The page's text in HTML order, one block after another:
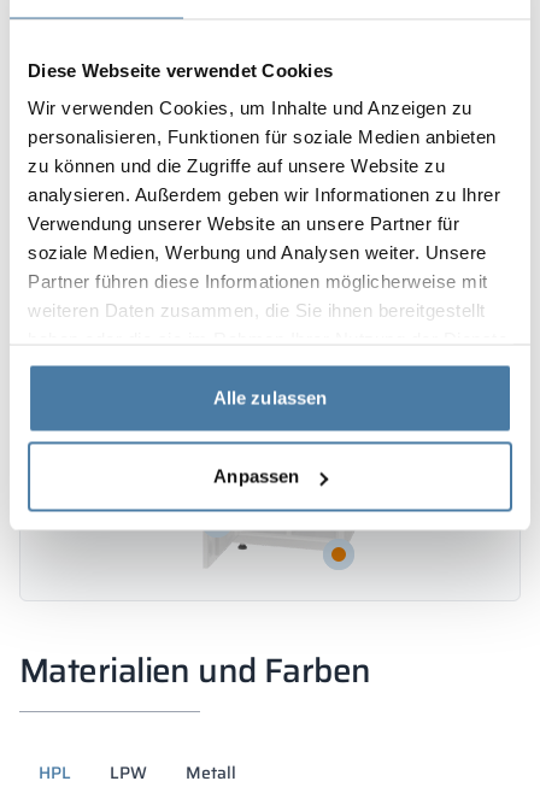
Diese Webseite verwendet Cookies
Wir verwenden Cookies, um Inhalte und Anzeigen zu
personalisieren, Funktionen für soziale Medien anbieten
zu können und die Zugriffe auf unsere Website zu
analysieren. Außerdem geben wir Informationen zu Ihrer
Verwendung unserer Website an unsere Partner für
soziale Medien, Werbung und Analysen weiter. Unsere
Partner führen diese Informationen möglicherweise mit
weiteren Daten zusammen, die Sie ihnen bereitgestellt
gesammelt haben.
Alle zulassen
Anpassen
Materialien und Farben
HPL LPW Metall